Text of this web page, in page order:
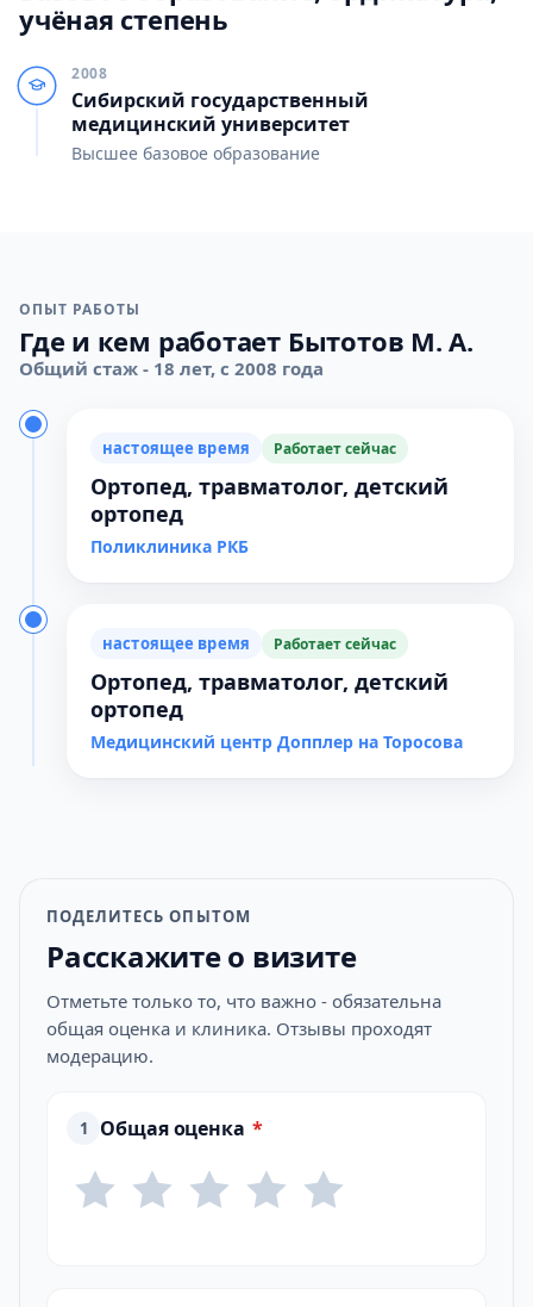
учёная степень
2008
Сибирский государственный
медицинский университет
Высшее базовое образование
ОПЫТ РАБОТЫ
Где и кем работает Бытотов М. А.
Общий стаж - 18 лет, с 2008 года
настоящее время Работает сейчас
Ортопед, травматолог, детский
ортопед
Поликлиника РКБ
настоящее время Работает сейчас
Ортопед, травматолог, детский
ортопед
Медицинский центр Допплер на Торосова
ПОДЕЛИТЕСЬ ОПЫТОМ
Расскажите о визите
Отметьте только то, что важно - обязательна
общая оценка и клиника. Отзывы проходят
модерацию.
1 Общая оценка *